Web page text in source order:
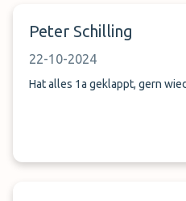
Peter Schilling
22-10-2024
Hat alles 1a geklappt, gern